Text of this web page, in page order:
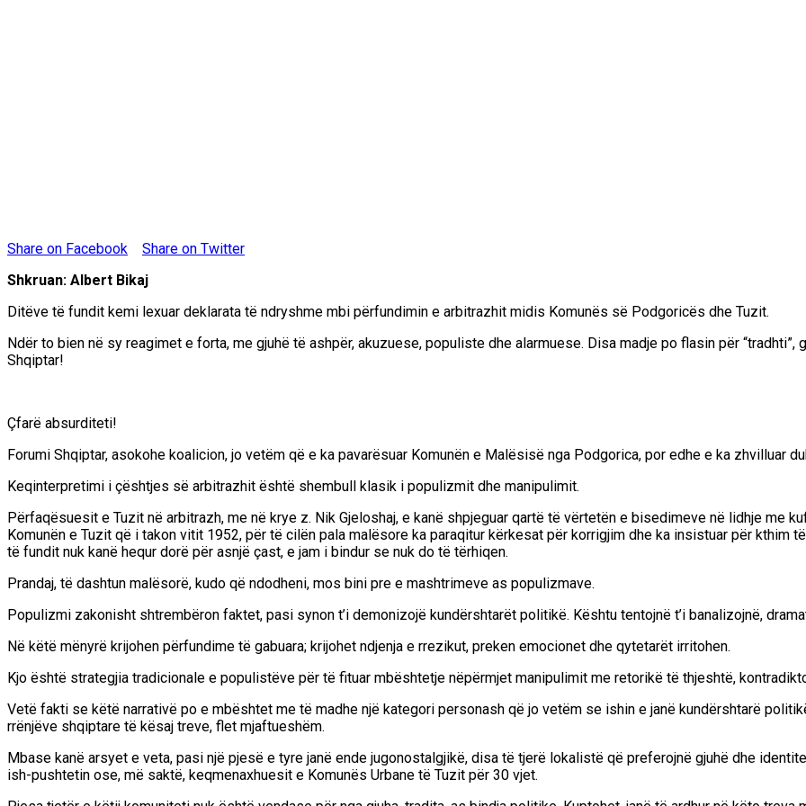
Share on Facebook
Share on Twitter
Shkruan: Albert Bikaj
Ditëve të fundit kemi lexuar deklarata të ndryshme mbi përfundimin e arbitrazhit midis Komunës së Podgoricës dhe Tuzit.
Ndër to bien në sy reagimet e forta, me gjuhë të ashpër, akuzuese, populiste dhe alarmuese. Disa madje po flasin për “tradhti”,
Shqiptar!
Çfarë absurditeti!
Forumi Shqiptar, asokohe koalicion, jo vetëm që e ka pavarësuar Komunën e Malësisë nga Podgorica, por edhe e ka zhvilluar
Keqinterpretimi i çështjes së arbitrazhit është shembull klasik i populizmit dhe manipulimit.
Përfaqësuesit e Tuzit në arbitrazh, me në krye z. Nik Gjeloshaj, e kanë shpjeguar qartë të vërtetën e bisedimeve në lidhje me
Komunën e Tuzit që i takon vitit 1952, për të cilën pala malësore ka paraqitur kërkesat për korrigjim dhe ka insistuar për kthim
të fundit nuk kanë hequr dorë për asnjë çast, e jam i bindur se nuk do të tërhiqen.
Prandaj, të dashtun malësorë, kudo që ndodheni, mos bini pre e mashtrimeve as populizmave.
Populizmi zakonisht shtrembëron faktet, pasi synon t’i demonizojë kundërshtarët politikë. Kështu tentojnë t’i banalizojnë,
Në këtë mënyrë krijohen përfundime të gabuara; krijohet ndjenja e rrezikut, preken emocionet dhe qytetarët irritohen.
Kjo është strategjia tradicionale e populistëve për të fituar mbështetje nëpërmjet manipulimit me retorikë të thjeshtë,
Vetë fakti se këtë narrativë po e mbështet me të madhe një kategori personash që jo vetëm se ishin e janë kundërshtarë
rrënjëve shqiptare të kësaj treve, flet mjaftueshëm.
Mbase kanë arsyet e veta, pasi një pjesë e tyre janë ende jugonostalgjikë, disa të tjerë lokalistë që preferojnë gjuhë dhe
ish-pushtetin ose, më saktë, keqmenaxhuesit e Komunës Urbane të Tuzit për 30 vjet.